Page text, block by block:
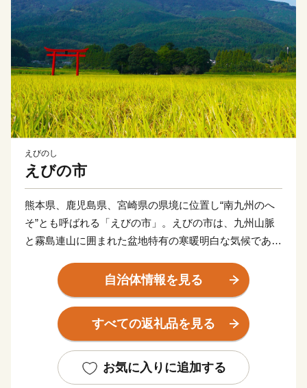
えびのし
えびの市
熊本県、鹿児島県、宮崎県の県境に位置し“南九州のへ
そ”とも呼ばれる「えびの市」。えびの市は、九州山脈
と霧島連山に囲まれた盆地特有の寒暖明白な気候であ
農畜産物の宝庫です。
天然記念物である“ノカイドウ”の世界で唯一の自生地で
もあるえびの高原やトレッキングスポットとして人気の
韓国岳。加久藤峠や矢岳高原から見下ろす風光明媚な田
また、県下有数の温泉地としても知られ、まちのいたる
ところに温泉施設が点在しており、各温泉で源泉が異な
自治体情報を見る
すべての返礼品を見る
お気に入りに追加する